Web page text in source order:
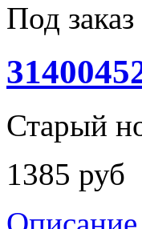
Под заказ
Старый
1385 руб